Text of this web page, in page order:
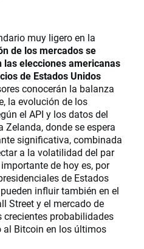
muy ligero en la
de los mercados se
elecciones americanas
de Estados Unidos
conocerán la balanza
la evolución de los
el API y los datos del
Zelanda, donde se espera
significativa, combinada
a la volatilidad del par
de hoy es, por
de Estados
influir también en el
Street y el mercado de
crecientes probabilidades
al Bitcoin en los últimos